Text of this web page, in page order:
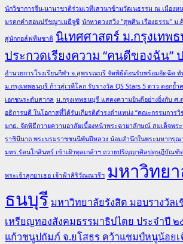
นักวิชาการจีน-นานาชาติร่วมเวทีเสวนาข้ามวัฒนธรรม ณ เมือง
มรดกคำสอนปรัชญาเมธีจูซี นักหวดวงสวิง "สุพศิน เรืองธรรม" ม
สู่นักกอล์ฟทีมชาติ นิเทศศาสตร์ ม.กรุงเทพ
ประกวดเรียงความ “คนดีของฉัน”
อำนวยการโรงเรียนกีฬา จ.สุพรรณบุรี จัดพิธีต้อนรับพร้อมอัดฉีด ทั
ม.กรุงเทพธนบุรี ก้าวสู่เวทีโลก รับรางวัล QS Stars 5 ดาว ตอกย้
เอกชนระดับสากล ม.กรุงเทพธนบุรี แสดงความยินดีอย่างยิ่งกับ ศ.
อธิการบดี ในโอกาสที่ได้รับเกียรติดำรงตำแหน่ง “คณะกรรมการวิ
มกธ. จัดพิธีถวายความอาลัยเบื้องหน้าพระฉายาลักษณ์ สมเด็จพร
ราชินีนาถ พระบรมราชชนนีพันปีหลวง น้อมสำนึกในพระมหากรุ
มทร.รัตนโกสินทร์ เข้าเฝ้าทูลเกล้าฯ ถวายปริญญาศิลปดุษฎีบัณฑิ
พระเจ้าลูกยาเธอ เจ้าฟ้าสิริวัณณวรีฯ มหาวิทย
ธนบุรี มหาวิทยาลัยรังสิต มอบรางวัล
เหรียญทองสังคมธรรมาธิปไตย ประจำปี
แก้วชนูปถัมภ์ จ.ยโสธร คว้าแชมป์หนูน้อยเ